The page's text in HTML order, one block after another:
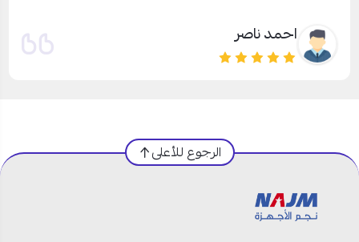
احمد ناصر
الرجوع للأعلى